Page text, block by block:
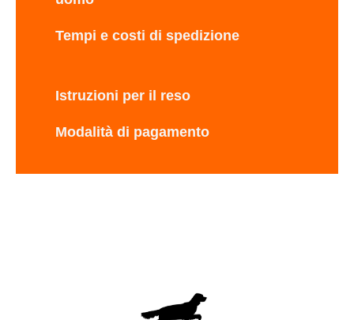
Tempi e costi di spedizione
Istruzioni per il reso
Modalità di pagamento